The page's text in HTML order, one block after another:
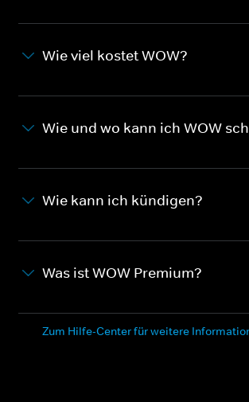
Wie viel kostet WOW?
Wie und wo kann ich WOW
Wie kann ich kündigen?
Was ist WOW Premium?
Zum Hilfe-Center für weitere